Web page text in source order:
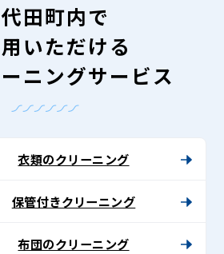
田町内で
いただける
ニングサービス
衣類のクリーニング
保管付きクリーニング
布団のクリーニング